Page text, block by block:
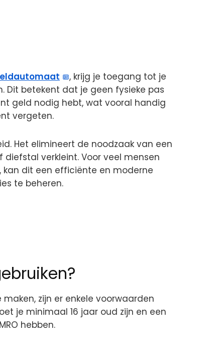
, krijg je toegang tot je
Dit betekent dat je geen fysieke pas
geld nodig hebt, wat vooral handig
vergeten.
Het elimineert de noodzaak van een
verkleint. Voor veel mensen
dit een efficiënte en moderne
te beheren.
zijn er enkele voorwaarden
je minimaal 16 jaar oud zijn en een
hebben.